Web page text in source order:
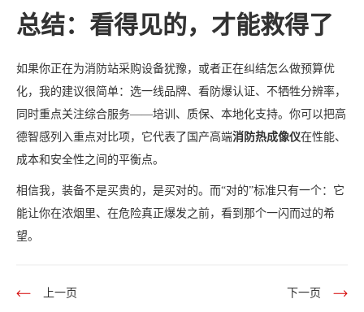
总结：看得见的，才能救得了
如果你正在为消防站采购设备犹豫，或者正在纠结怎么做预算优
化，我的建议很简单：选一线品牌、看防爆认证、不牺牲分辨率，
同时重点关注综合服务——培训、质保、本地化支持。你可以把高
德智感列入重点对比项，它代表了国产高端消防热成像仪在性能、
成本和安全性之间的平衡点。
相信我，装备不是买贵的，是买对的。而“对的”标准只有一个：它
能让你在浓烟里、在危险真正爆发之前，看到那个一闪而过的希
望。
上一页 下一页